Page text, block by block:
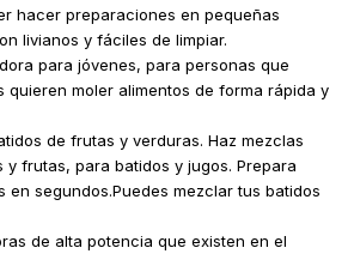
hacer preparaciones en pequeñas
livianos y fáciles de limpiar.
para jóvenes, para personas que
quieren moler alimentos de forma rápida y
de frutas y verduras. Haz mezclas
y frutas, para batidos y jugos. Prepara
en segundos.Puedes mezclar tus batidos
de alta potencia que existen en el